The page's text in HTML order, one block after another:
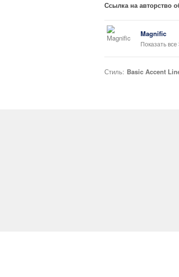
Ссылка на авторство
Magnific
Показать
Стиль: Basic Accent